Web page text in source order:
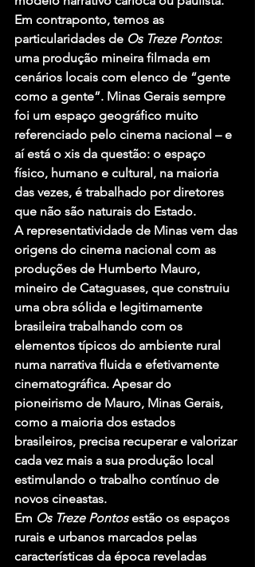
Em contraponto, temos as
particularidades de Os Treze Pontos:
uma produção mineira filmada em
cenários locais com elenco de “gente
como a gente”. Minas Gerais sempre
foi um espaço geográfico muito
referenciado pelo cinema nacional – e
aí está o xis da questão: o espaço
físico, humano e cultural, na maioria
das vezes, é trabalhado por diretores
que não são naturais do Estado.
A representatividade de Minas vem das
origens do cinema nacional com as
produções de Humberto Mauro,
mineiro de Cataguases, que construiu
uma obra sólida e legitimamente
brasileira trabalhando com os
elementos típicos do ambiente rural
numa narrativa fluida e efetivamente
cinematográfica. Apesar do
pioneirismo de Mauro, Minas Gerais,
como a maioria dos estados
brasileiros, precisa recuperar e valorizar
cada vez mais a sua produção local
estimulando o trabalho contínuo de
novos cineastas.
Em Os Treze Pontos estão os espaços
rurais e urbanos marcados pelas
características da época reveladas